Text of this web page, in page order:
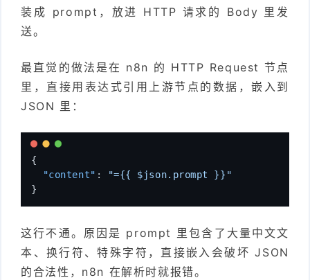
装成 prompt，放进 HTTP 请求的 Body 里发
送。
最直觉的做法是在 n8n 的 HTTP Request 节点
里，直接用表达式引用上游节点的数据，嵌入到
JSON 里：
{
"content" :
"={{ $json.prompt }}"
}
这行不通。原因是 prompt 里包含了大量中文文
本、换行符、特殊字符，直接嵌入会破坏 JSON
的合法性，n8n 在解析时就报错。